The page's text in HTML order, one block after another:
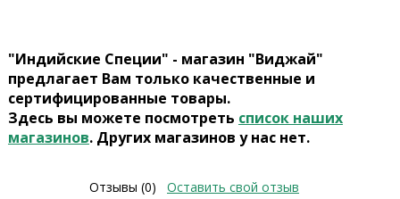
"Индийские Специи" - магазин "Виджай"
предлагает Вам только качественные и
сертифицированные товары.
Здесь вы можете посмотреть список наших
магазинов. Других магазинов у нас нет.
Отзывы (0) Оставить свой отзыв